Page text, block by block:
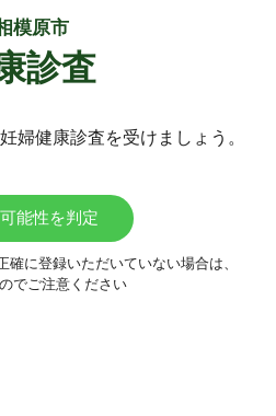
模原市
診査
婦健康診査を受けましょう。
能性を判定
確に登録いただいていない場合は、
でご注意ください